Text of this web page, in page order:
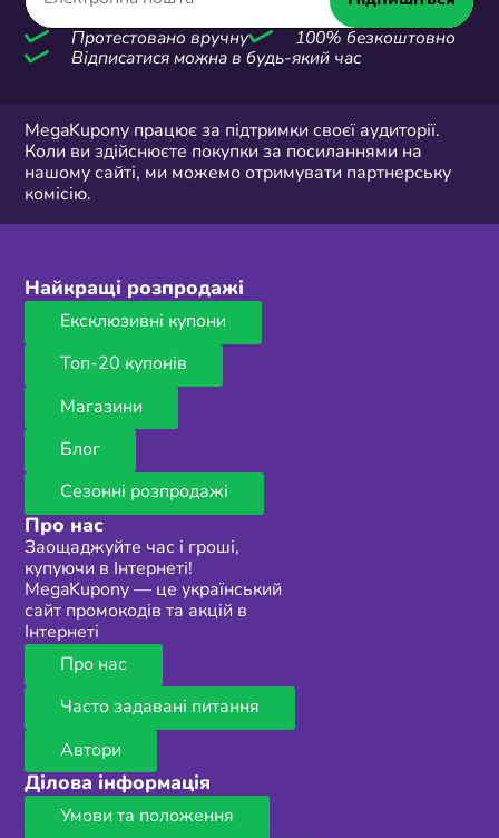
Протестовано вручну
100% безкоштовно
Відписатися можна в будь-який час
MegaKupony працює за підтримки своєї аудиторії.
Коли ви здійснюєте покупки за посиланнями на
нашому сайті, ми можемо отримувати партнерську
комісію.
Найкращі розпродажі
Ексклюзивні купони
Топ-20 купонів
Магазини
Блог
Сезонні розпродажі
Про нас
Заощаджуйте час і гроші,
купуючи в Інтернеті!
MegaKupony — це український
сайт промокодів та акцій в
Інтернеті
Про нас
Часто задавані питання
Автори
Ділова інформація
Умови та положення